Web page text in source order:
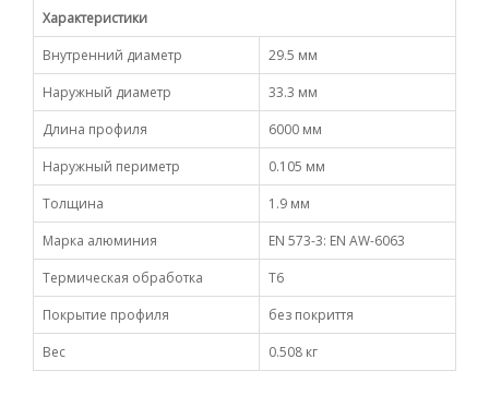
Характеристики
Внутренний диаметр
29.5 мм
Наружный диаметр
33.3 мм
Длина профиля
6000 мм
Наружный периметр
0.105 мм
Толщина
1.9 мм
Марка алюминия
EN 573-3: EN AW-6063
Термическая обработка
Т6
Покрытие профиля
без покриття
Вес
0.508 кг